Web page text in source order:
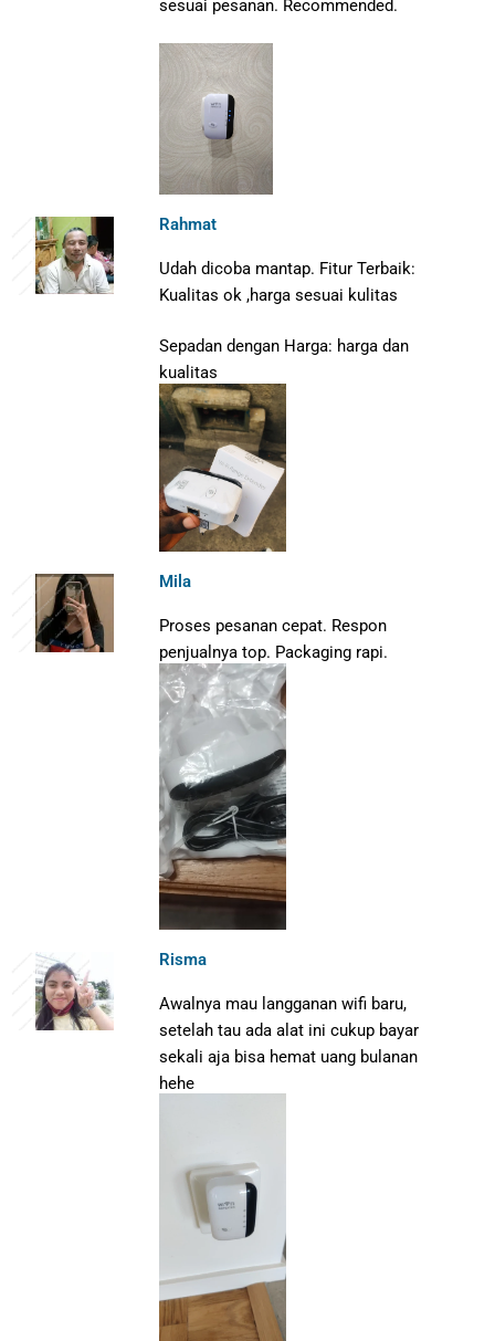
sesuai pesanan. Recommended.
Rahmat
Udah dicoba mantap. Fitur Terbaik:
Kualitas ok ,harga sesuai kulitas
Sepadan dengan Harga: harga dan
kualitas
Mila
Proses pesanan cepat. Respon
penjualnya top. Packaging rapi.
Risma
Awalnya mau langganan wifi baru,
setelah tau ada alat ini cukup bayar
sekali aja bisa hemat uang bulanan
hehe